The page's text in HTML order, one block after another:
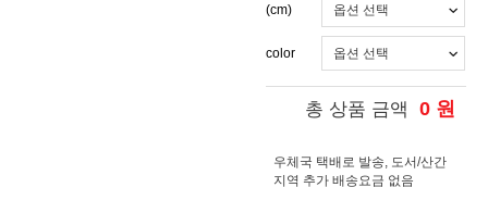
(cm)
color
총 상품 금액 0 원
우체국 택배로 발송, 도서/산간
지역 추가 배송요금 없음